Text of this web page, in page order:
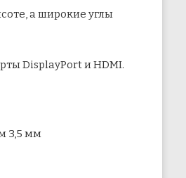
а широкие углы
DisplayPort и HDMI.
3,5 мм